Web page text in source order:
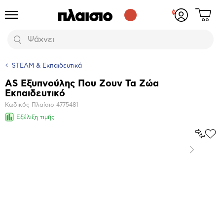
Προϊόντα
Αναζήτηση
Δες
STEAM & Εκπαιδευτικά
Βασικά
χαρακτηριστικά
AS Εξυπνούλης Που Ζουν Τα Ζώα
Εκπαιδευτικό
Κωδικός Πλαίσιο 4775481
Εξέλιξη τιμής
Επόμενο